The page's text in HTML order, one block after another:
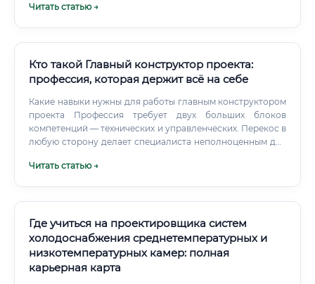
Читать статью →
Кто такой Главный конструктор проекта:
профессия, которая держит всё на себе
Какие навыки нужны для работы главным конструктором
проекта Профессия требует двух больших блоков
компетенций — технических и управленческих. Перекос в
любую сторону делает специалиста неполноценным для
Читать статью →
Где учиться на проектировщика систем
холодоснабжения среднетемпературных и
низкотемпературных камер: полная
карьерная карта